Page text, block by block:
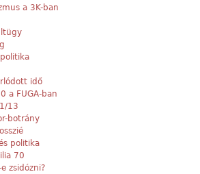
a 3K-ban
idő
a FUGA-ban
13
botrány
politika
70
zsidózni?